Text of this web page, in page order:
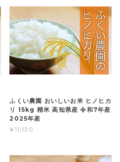
ふくい農園 おいしいお米 ヒノヒカ
リ 15kg 精米 高知県産 令和7年産
2025年産
¥11,130